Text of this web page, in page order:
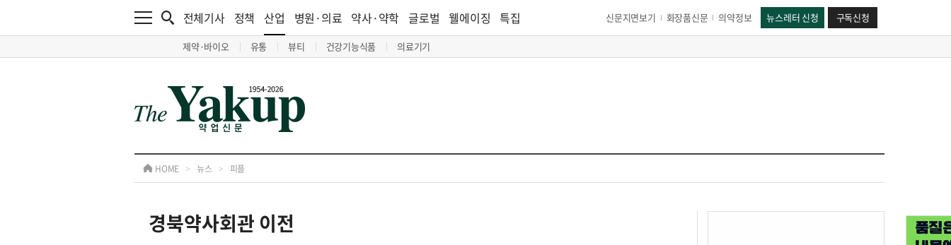
전체기사 정책 산업
제약·바이오 유통 뷰티 건강기능식품 의료기기
병원·의료 약사·약학 글로벌 웰에이징 특집 신문지면보기 화장품신문 의약정보 뉴스레터 신청 구독신청
HOME > 뉴스 > 피플
경북약사회관 이전